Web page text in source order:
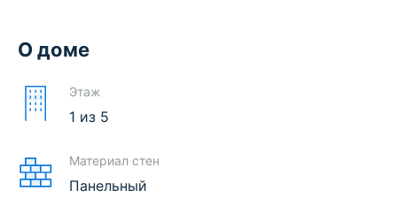
О доме
Этаж
1 из 5
Материал стен
Панельный